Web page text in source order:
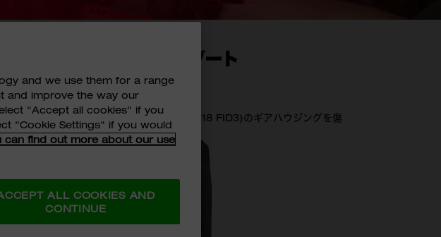
M18 FID3用ラバーブート
49-16-2953 APJ
M18 FUEL™ インパクトドライバー(M18 FID3)のギアハウジングを傷
から守るラバー製カバー
￥3,278
型番
and we use them for a range
and improve the way our
"Accept all cookies" if you
"Cookie Settings" if you would
can find out more about our use
ALL COOKIES AND
CONTINUE